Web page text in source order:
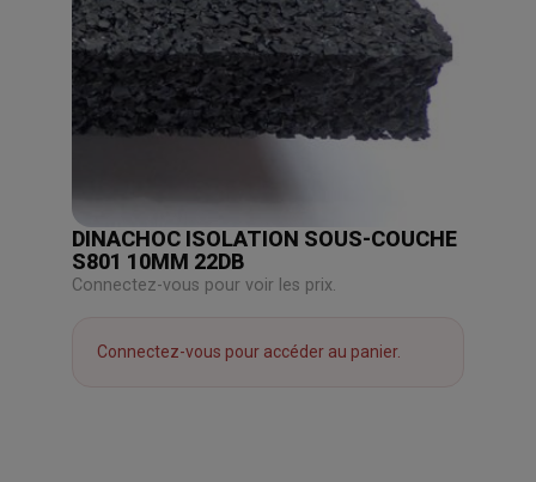
DINACHOC ISOLATION SOUS-COUCHE
S801 10MM 22DB
Connectez-vous pour voir les prix.
Connectez-vous pour accéder au panier.